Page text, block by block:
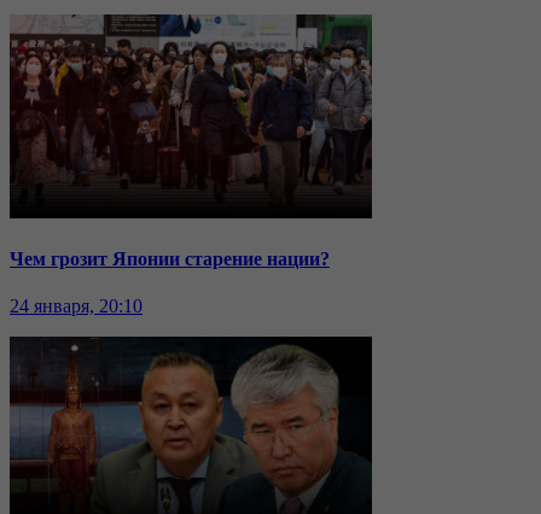
Чем грозит Японии старение нации?
24 января, 20:10